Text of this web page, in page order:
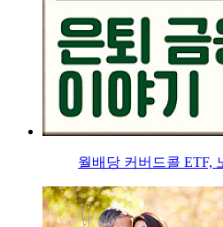
월배당 커버드콜 ETF,